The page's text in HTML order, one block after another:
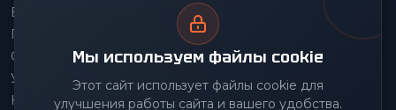
Мы используем файлы cookie
Этот сайт использует файлы cookie для
улучшения работы сайта и вашего удобства.
Весовое оборудование
Грузоподъемное оборудование
Складское оборудование
Упаковочное оборудование
Наше производство